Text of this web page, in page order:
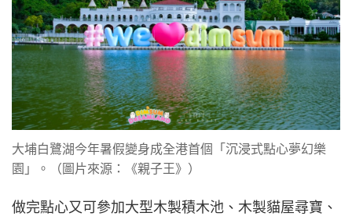
大埔白鷺湖今年暑假變身成全港首個「沉浸式點心夢幻樂
園」。（圖片來源：《親子王》）
做完點心又可參加大型木製積木池、木製貓屋尋寶、